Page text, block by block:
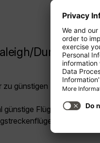
Durham
günstigen Preisen in
Flüge für die